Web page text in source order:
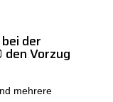
der
Vorzug
mehrere